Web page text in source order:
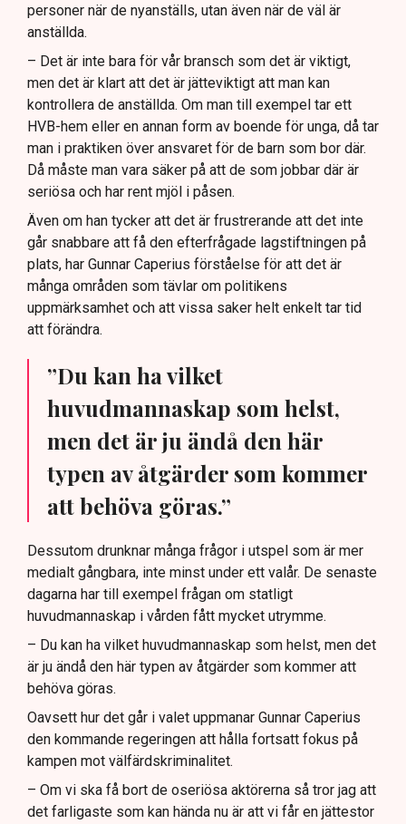
personer när de nyanställs, utan även när de väl är
anställda.
– Det är inte bara för vår bransch som det är viktigt,
men det är klart att det är jätteviktigt att man kan
kontrollera de anställda. Om man till exempel tar ett
HVB-hem eller en annan form av boende för unga, då tar
man i praktiken över ansvaret för de barn som bor där.
Då måste man vara säker på att de som jobbar där är
seriösa och har rent mjöl i påsen.
Även om han tycker att det är frustrerande att det inte
går snabbare att få den efterfrågade lagstiftningen på
plats, har Gunnar Caperius förståelse för att det är
många områden som tävlar om politikens
uppmärksamhet och att vissa saker helt enkelt tar tid
att förändra.
”Du kan ha vilket
huvudmannaskap som helst,
men det är ju ändå den här
typen av åtgärder som kommer
att behöva göras.”
Dessutom drunknar många frågor i utspel som är mer
medialt gångbara, inte minst under ett valår. De senaste
dagarna har till exempel frågan om statligt
huvudmannaskap i vården fått mycket utrymme.
– Du kan ha vilket huvudmannaskap som helst, men det
är ju ändå den här typen av åtgärder som kommer att
behöva göras.
Oavsett hur det går i valet uppmanar Gunnar Caperius
den kommande regeringen att hålla fortsatt fokus på
kampen mot välfärdskriminalitet.
– Om vi ska få bort de oseriösa aktörerna så tror jag att
det farligaste som kan hända nu är att vi får en jättestor